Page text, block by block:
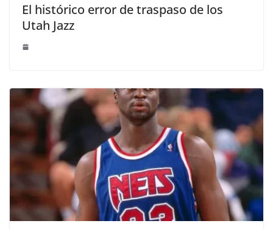
El histórico error de traspaso de los
Utah Jazz